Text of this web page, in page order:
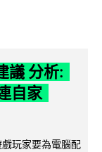
議 分析:
自家
玩家要為電腦配